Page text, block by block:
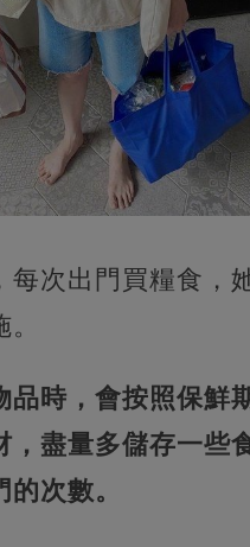
每次出門買糧食，
品時，會按照保鮮
，盡量多儲存一些
次數。